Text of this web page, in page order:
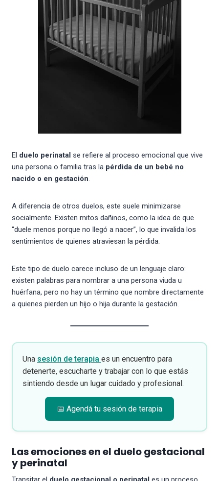
El duelo perinatal se refiere al proceso emocional que vive
una persona o familia tras la pérdida de un bebé no
nacido o en gestación.
A diferencia de otros duelos, este suele minimizarse
socialmente. Existen mitos dañinos, como la idea de que
“duele menos porque no llegó a nacer”, lo que invalida los
sentimientos de quienes atraviesan la pérdida.
Este tipo de duelo carece incluso de un lenguaje claro:
existen palabras para nombrar a una persona viuda u
huérfana, pero no hay un término que nombre directamente
a quienes pierden un hijo o hija durante la gestación.
Una sesión de terapia es un encuentro para
detenerte, escucharte y trabajar con lo que estás
sintiendo desde un lugar cuidado y profesional.
📅 Agendá tu sesión de terapia
Las emociones en el duelo gestacional
y perinatal